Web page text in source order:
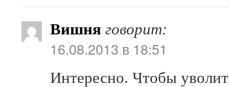
Вишня говорит:
16.08.2013 в 18:51
Интересно. Чтобы